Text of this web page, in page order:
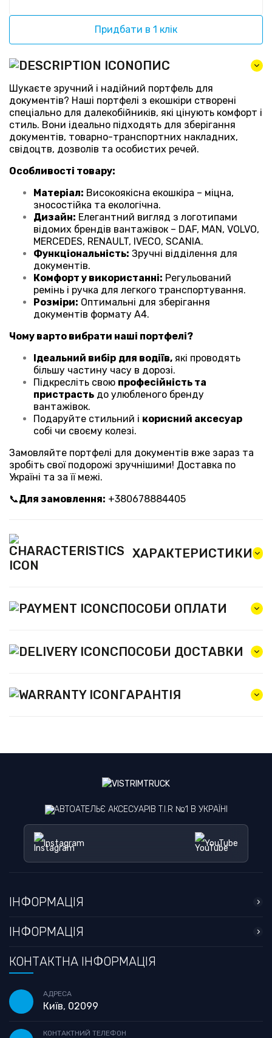
Придбати в 1 клік
ОПИС
Шукаєте зручний і надійний портфель для
документів? Наші портфелі з екошкіри створені
спеціально для далекобійників, які цінують комфорт і
стиль. Вони ідеально підходять для зберігання
документів, товарно-транспортних накладних,
свідоцтв, дозволів та особистих речей.
Особливості товару:
Матеріал: Високоякісна екошкіра – міцна,
зносостійка та екологічна.
Дизайн: Елегантний вигляд з логотипами
відомих брендів вантажівок – DAF, MAN, VOLVO,
MERCEDES, RENAULT, IVECO, SCANIA.
Функціональність: Зручні відділення для
документів.
Комфорт у використанні: Регульований
ремінь і ручка для легкого транспортування.
Розміри: Оптимальні для зберігання
документів формату А4.
Чому варто вибрати наші портфелі?
Ідеальний вибір для водіїв, які проводять
більшу частину часу в дорозі.
Підкресліть свою професійність та
пристрасть до улюбленого бренду
вантажівок.
Подаруйте стильний і корисний аксесуар
собі чи своєму колезі.
Замовляйте портфелі для документів вже зараз та
зробіть свої подорожі зручнішими! Доставка по
Україні та за її межі.
📞Для замовлення: +380678884405
ХАРАКТЕРИСТИКИ
СПОСОБИ ОПЛАТИ
СПОСОБИ ДОСТАВКИ
ГАРАНТІЯ
АВТОАТЕЛЬЄ АКСЕСУАРІВ T.I.R №1 В УКРАЇНІ
Instagram YouTube
ІНФОРМАЦІЯ
ІНФОРМАЦІЯ
КОНТАКТНА ІНФОРМАЦІЯ
АДРЕСА
Київ, 02099
КОНТАКТНИЙ ТЕЛЕФОН